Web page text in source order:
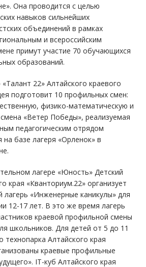
Она проводится с целью
навыков сильнейших
объединений в рамках
и всероссийским
примут участие 70 обучающихся
образований.
22» Алтайского краевого
подготовит 10 профильных смен:
физико-математическую и
«Ветер Победы», реализуемая
педагогическим отрядом
на базе лагеря «Орленок» в
лагере «Юность» Детский
края «Кванториум.22» организует
«Инженерные каникулы» для
12-17 лет. В это же время лагерь
краевой профильной смены
школьников. Для детей от 5 до 11
технопарка Алтайского края
краевые профильные
IT-куб Алтайского края